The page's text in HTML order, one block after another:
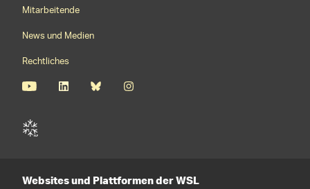
Mitarbeitende
News und Medien
Rechtliches
Websites und Plattformen der WSL